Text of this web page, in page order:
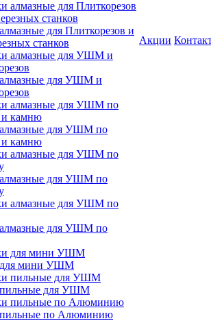
для Плиткорезов и
станков
для УШМ и
для УШМ по
и камню
для УШМ по
для УШМ по
для мини УШМ
для УШМ
по Алюминию
Акции